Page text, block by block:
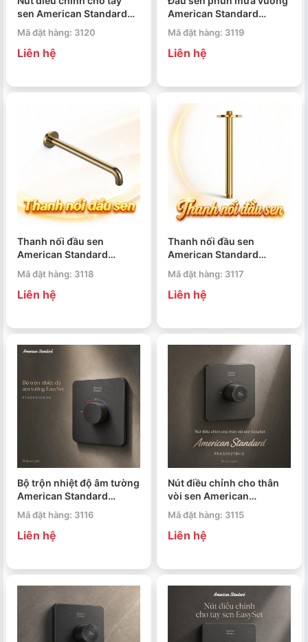
sen American Standard
EasySet FFAS0925CS
Mã đặt hàng: 3120
Liên hệ
American Standard
FFAS5515CS 300mm
Mã đặt hàng: 3119
Liên hệ
Thanh nối đầu sen
American Standard
FFAS9909CS
Mã đặt hàng: 3118
Liên hệ
Thanh nối đầu sen
American Standard
FFAS9908CS
Mã đặt hàng: 3117
Liên hệ
Bộ trộn nhiệt độ âm tường
American Standard
FFAS0930BHG EasySet
Mã đặt hàng: 3116
Liên hệ
Nút điều chỉnh cho thân
vòi sen American
Standard FFAS0927BHG
EasySet
Mã đặt hàng: 3115
Liên hệ